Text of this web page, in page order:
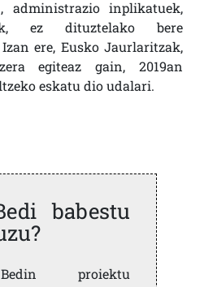
administrazio inplikatuek,
ez dituztelako bere
ere, Eusko Jaurlaritzak,
egiteaz gain, 2019an
eskatu dio udalari.
babestu
proiektu